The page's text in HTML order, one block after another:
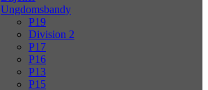
Ungdomsbandy
P19
Division 2
P17
P16
P13
P15